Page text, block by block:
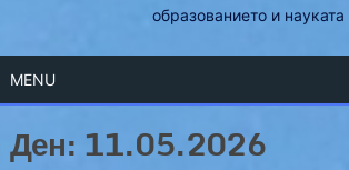
образованието и науката
MENU
Ден: 11.05.2026